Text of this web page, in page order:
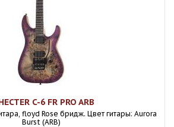
C-6 FR PRO ARB
floyd Rose бридж. Цвет гитары: Aurora
Burst (ARB)